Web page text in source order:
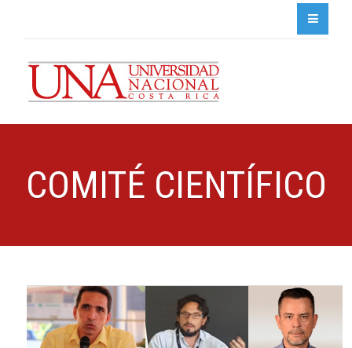
COMITÉ CIENTÍFICO